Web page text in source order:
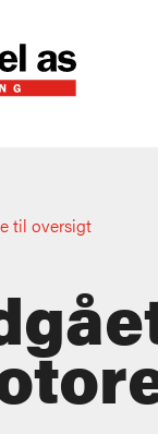
til oversigt